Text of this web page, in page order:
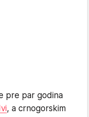
pre par godina
, a crnogorskim